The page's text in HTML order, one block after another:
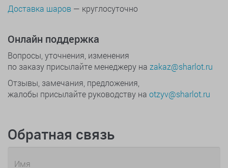
Доставка шаров — круглосуточно
Онлайн поддержка
Вопросы, уточнения, изменения
по заказу присылайте менеджеру на zakaz@sharlot.ru
Отзывы, замечания, предложения,
жалобы присылайте руководству на otzyv@sharlot.ru
Обратная связь